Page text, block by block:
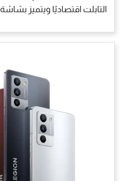
التابلت اقتصاديًا ويتميز بشاشة LCD بحجم […]